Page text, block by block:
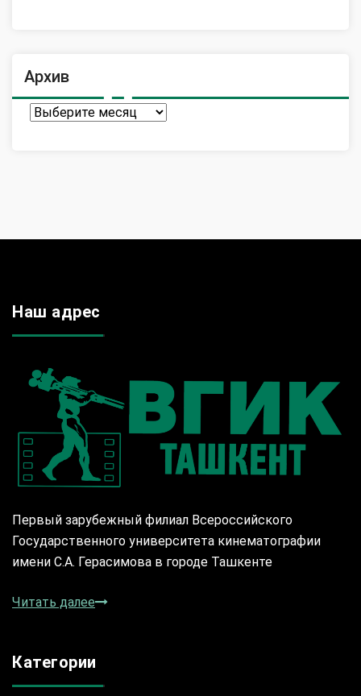
Архив
Архив
Наш адрес
Первый зарубежный филиал Всероссийского
Государственного университета кинематографии
имени С.А. Герасимова в городе Ташкенте
Читать далее
Категории